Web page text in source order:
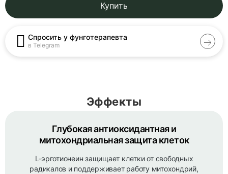
Купить
Спросить у фунготерапевта
в Telegram
Эффекты
Глубокая антиоксидантная и
митохондриальная защита клеток
L-эрготионеин защищает клетки от свободных
радикалов и поддерживает работу митохондрий,